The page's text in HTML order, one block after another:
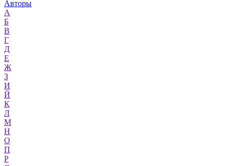
Авторы
А
Б
В
Г
Д
Е
Ж
З
И
Й
К
Л
М
Н
О
П
Р